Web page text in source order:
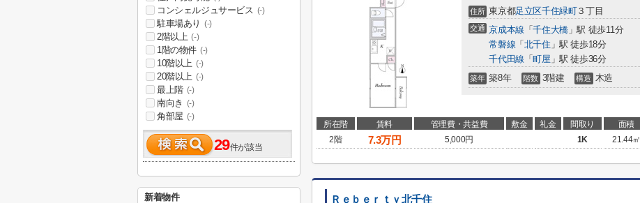
住所 東京都足立区千住緑町３丁目
交通 京成本線 「千住大橋」駅 徒歩11分
常磐線 「 北千住 」駅 徒歩18分
千代田線 「町屋 」駅 徒歩36分
築年 築8年 階数 3階建 構造 木造
所在階 賃料 管理費・共益費 敷金 礼金 間取り 面積
2階
7.3万円 5,000円 1K 21.44㎡
Ｒｅｂｅｒｔｙ北千住
コンシェルジュサービス (-)
駐車場あり (-)
2階以上 (-)
1階の物件 (-)
10階以上 (-)
20階以上 (-)
最上階 (-)
南向き (-)
角部屋 (-)
29件が該当
新着物件